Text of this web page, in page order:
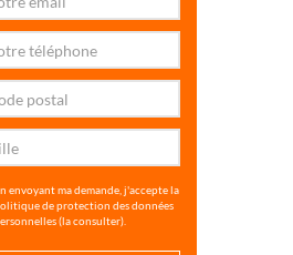
envoyant ma demande, j'accepte la
de protection des données
(la consulter).